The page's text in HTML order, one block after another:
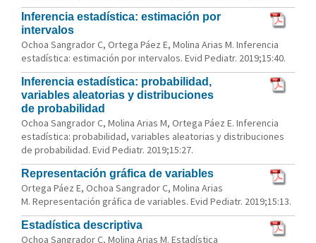
Inferencia estadística: estimación por
intervalos
Ochoa Sangrador C, Ortega Páez E, Molina Arias M. Inferencia
estadística: estimación por intervalos. Evid Pediatr. 2019;15:40.
Inferencia estadística: probabilidad,
variables aleatorias y distribuciones
de probabilidad
Ochoa Sangrador C, Molina Arias M, Ortega Páez E. Inferencia
estadística: probabilidad, variables aleatorias y distribuciones
de probabilidad. Evid Pediatr. 2019;15:27.
Representación gráfica de variables
Ortega Páez E, Ochoa Sangrador C, Molina Arias
M. Representación gráfica de variables. Evid Pediatr. 2019;15:13.
Estadística descriptiva
Ochoa Sangrador C, Molina Arias M. Estadística